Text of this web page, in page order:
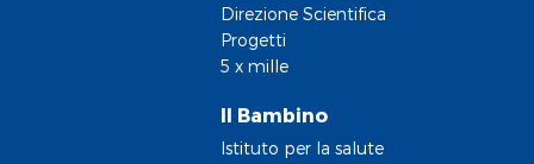
Direzione Scientifica
Progetti
5 x mille
Il Bambino
Istituto per la salute